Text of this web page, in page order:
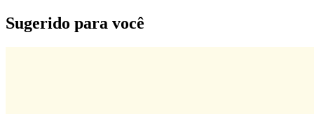
Sugerido para você